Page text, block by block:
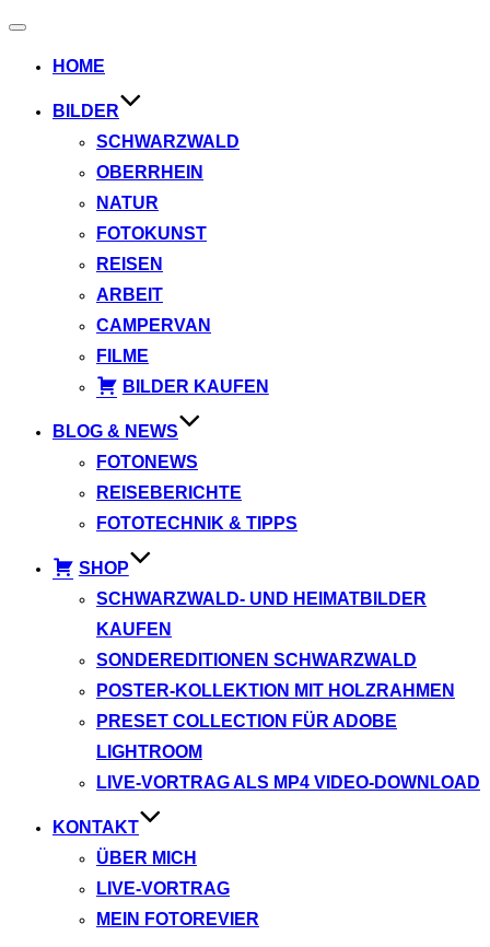
Navigation
HOME
BILDER
SCHWARZWALD
OBERRHEIN
NATUR
FOTOKUNST
REISEN
ARBEIT
CAMPERVAN
FILME
BILDER KAUFEN
BLOG & NEWS
FOTONEWS
REISEBERICHTE
FOTOTECHNIK & TIPPS
SHOP
SCHWARZWALD- UND HEIMATBILDER
KAUFEN
SONDEREDITIONEN SCHWARZWALD
POSTER-KOLLEKTION MIT HOLZRAHMEN
PRESET COLLECTION FÜR ADOBE
LIGHTROOM
LIVE-VORTRAG ALS MP4 VIDEO-DOWNLOAD
KONTAKT
ÜBER MICH
LIVE-VORTRAG
MEIN FOTOREVIER